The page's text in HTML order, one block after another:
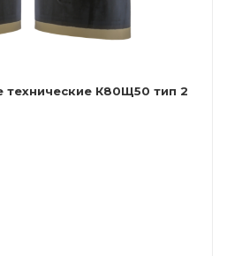
технические К80Щ50 тип 2